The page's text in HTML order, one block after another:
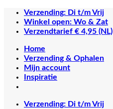
naar
inhoud
Verzending: Di t/m Vrij
Winkel open: Wo & Zat
Verzendtarief € 4,95 (NL)
Home
Verzending & Ophalen
Mijn account
Inspiratie
Verzending: Di t/m Vrij